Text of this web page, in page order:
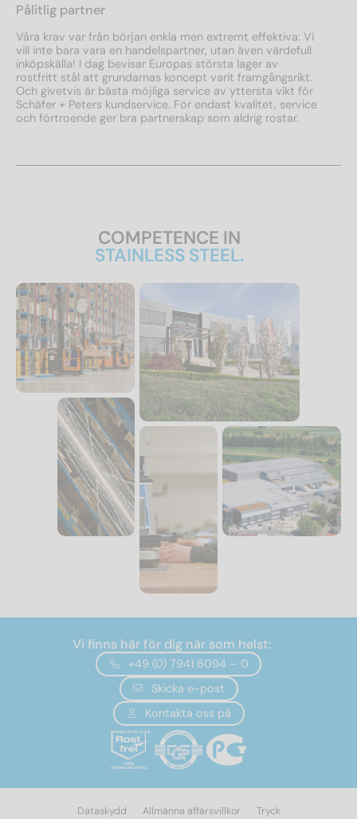
Pålitlig partner
Våra krav var från början enkla men extremt effektiva: Vi
vill inte bara vara en handelspartner, utan även värdefull
inköpskälla! I dag bevisar Europas största lager av
rostfritt stål att grundarnas koncept varit framgångsrikt.
Och givetvis är bästa möjliga service av yttersta vikt för
Schäfer + Peters kundservice. För endast kvalitet, service
och förtroende ger bra partnerskap som aldrig rostar.
COMPETENCE IN
STAINLESS STEEL.
Vi finns här för dig när som helst:
+49 (0) 7941 6094 – 0
Skicka e-post
Kontakta oss på
Dataskydd Allmänna affärsvillkor Tryck